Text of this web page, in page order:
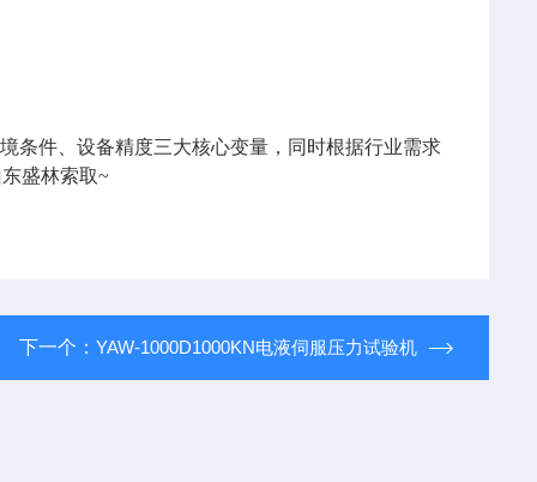
条件、设备精度三大核心变量，同时根据行业需求
盛林索取~
下一个： YAW-1000D1000KN电液伺服压力试验机